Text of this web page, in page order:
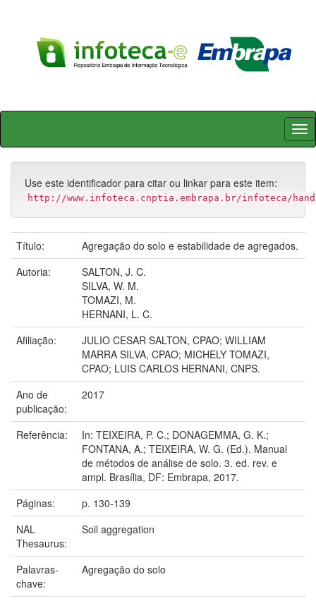
Skip
Use este identificador para citar ou linkar para este item:
http://www.infoteca.cnptia.embrapa.br/infoteca/
Título:
Agregação do solo e estabilidade de agregados.
Autoria:
SALTON, J. C.
SILVA, W. M.
TOMAZI, M.
HERNANI, L. C.
Afiliação:
JULIO CESAR SALTON, CPAO; WILLIAM
MARRA SILVA, CPAO; MICHELY TOMAZI,
CPAO; LUIS CARLOS HERNANI, CNPS.
Ano de
publicação:
2017
Referência:
In: TEIXEIRA, P. C.; DONAGEMMA, G. K.;
FONTANA, A.; TEIXEIRA, W. G. (Ed.). Manual
de métodos de análise de solo. 3. ed. rev. e
ampl. Brasília, DF: Embrapa, 2017.
Páginas:
p. 130-139
NAL
Thesaurus:
Soil aggregation
Palavras-
chave:
Agregação do solo